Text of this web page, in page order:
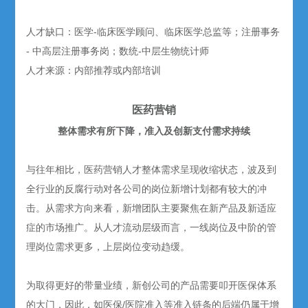
人才缺口：医学-临床医学顾问、临床医学总监等；注册事务
- 中高层注册事务岗；数统-中层生物统计师
人才来源：内部推荐或内部培训
医药营销
整体需求有所下降，准入及创新支付需求持续
与往年相比，医药营销人才整体需求呈现收缩状态，波及到
全行业的反腐行动对各公司的岗位新增计划都有较大的冲
击。从需求方向来看，新增团队主要聚焦在新产品及新适应
症的市场推广。从人才流动层级而言，一线岗位及中阶的管
理岗位需求更多，上层岗位变动趋缓。
为取得更好的带量业绩，新创公司的产品需要叩开医保体系
的大门，因此，如医保/医院准入等准入链条的后端仍属于增